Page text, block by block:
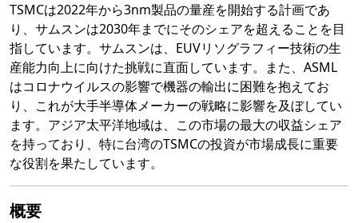
TSMCは2022年から3nm製品の量産を開始する計画であ
り、サムスンは2030年までにそのシェアを超えることを目
指しています。サムスンは、EUVリソグラフィー技術の生
産能力向上に向けた挑戦に直面しています。また、ASML
はコロナウイルスの影響で機器の輸出に困難を抱えてお
り、これが大手半導体メーカーの戦略に影響を及ぼしてい
ます。アジア太平洋地域は、この市場の最大の収益シェア
を持っており、特に台湾のTSMCの投資が市場成長に重要
な役割を果たしています。
概要